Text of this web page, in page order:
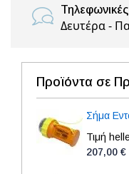
Δευτέρα -
Προϊόντα σε
Σήμα
Τιμή
207,00 €